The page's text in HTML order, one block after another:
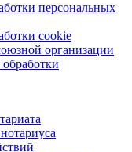
персональных
cookie
организации